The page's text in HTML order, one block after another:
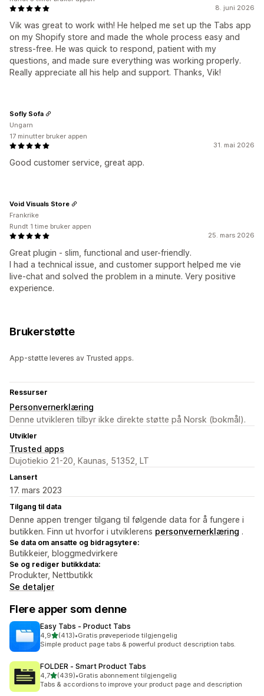
8. juni 2026
Vik was great to work with! He helped me set up the Tabs app
on my Shopify store and made the whole process easy and
stress-free. He was quick to respond, patient with my
questions, and made sure everything was working properly.
Really appreciate all his help and support. Thanks, Vik!
31. mai 2026
Good customer service, great app.
Sofly Sofa
Ungarn
17 minutter bruker appen
25. mars 2026
Great plugin - slim, functional and user-friendly.
I had a technical issue, and customer support helped me vie
live-chat and solved the problem in a minute. Very positive
experience.
Void Visuals Store
Frankrike
Rundt 1 time bruker appen
Brukerstøtte
App-støtte leveres av Trusted apps.
Ressurser
Personvernerklæring
Denne utvikleren tilbyr ikke direkte støtte på Norsk (bokmål).
Utvikler
Trusted apps
Dujotiekio 21-20, Kaunas, 51352, LT
Lansert
17. mars 2023
Tilgang til data
Denne appen trenger tilgang til følgende data for å fungere i
butikken. Finn ut hvorfor i utviklerens personvernerklæring .
Se data om ansatte og bidragsytere:
Butikkeier, bloggmedvirkere
Se og rediger butikkdata:
Produkter, Nettbutikk
Se detaljer
Flere apper som denne
Easy Tabs ‑ Product Tabs
4,9av 5 stjerner
(413)
Totalt 413 omtaler
•Gratis prøveperiode tilgjengelig
Simple product page tabs & powerful product description tabs.
FOLDER ‑ Smart Product Tabs
4,7av 5 stjerner
(439)
Totalt 439 omtaler
•Gratis abonnement tilgjengelig
Tabs & accordions to improve your product page and description